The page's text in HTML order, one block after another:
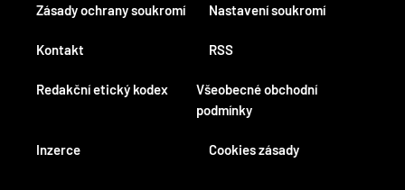
Kontakt
Redakční etický kodex
Inzerce
RSS
Všeobecné obchodní
podmínky
Cookies zásady
Zásady ochrany soukromí Nastavení soukromí